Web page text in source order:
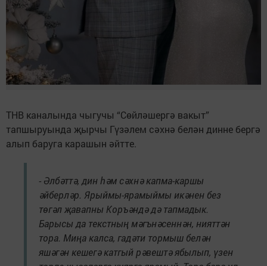
ТНВ каналында чыгучы “Сөйләшергә вакыт”
тапшыруында җырчы Гүзәлем сәхнә белән динне бергә
алып баруга карашын әйтте.
- Әлбәттә, дин һәм сәхнә капма-каршы
әйберләр. Ярыймы-ярамыймы икәнен без
төгәл җавапны Коръәндә дә тапмадык.
Барысы да текстның мәгънәсеннән, нияттән
тора. Миңа калса, гадәти тормыш белән
яшәгән кешегә катгый рәвештә ябылып, үзен